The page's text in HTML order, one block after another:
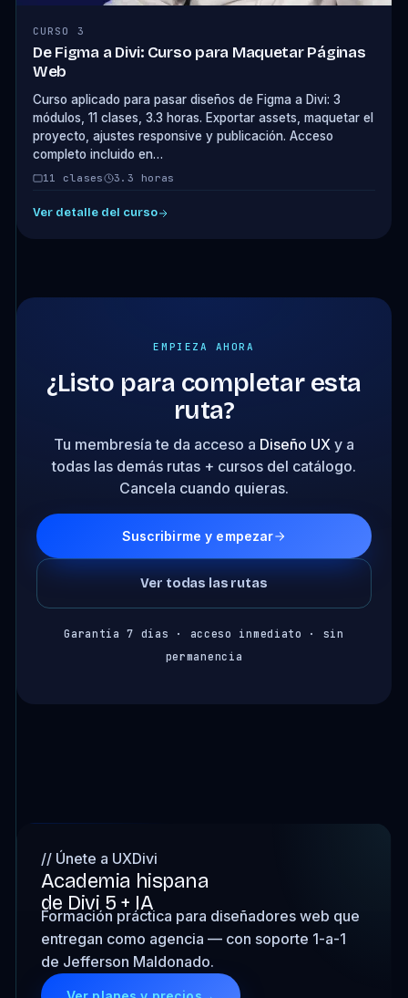
CURSO 3
De Figma a Divi: Curso para Maquetar Páginas
Web
Curso aplicado para pasar diseños de Figma a Divi: 3
módulos, 11 clases, 3.3 horas. Exportar assets, maquetar el
proyecto, ajustes responsive y publicación. Acceso
completo incluido en…
11 clases 3.3 horas
Ver detalle del curso
EMPIEZA AHORA
¿Listo para completar esta
ruta?
Tu membresía te da acceso a Diseño UX y a
todas las demás rutas + cursos del catálogo.
Cancela cuando quieras.
Suscribirme y empezar
Ver todas las rutas
Garantía 7 días · acceso inmediato · sin
permanencia
// Únete a UXDivi
Academia hispana
de Divi 5 + IA
Formación práctica para diseñadores web que
entregan como agencia — con soporte 1-a-1
de Jefferson Maldonado.